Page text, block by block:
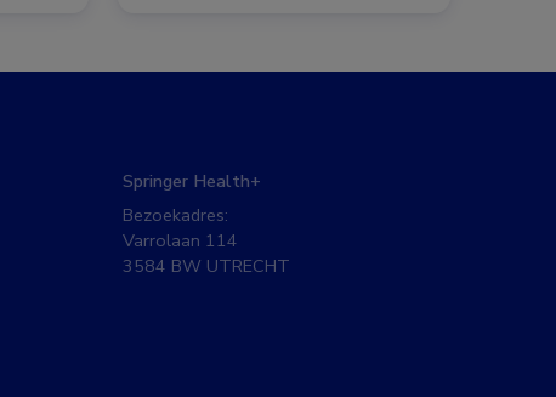
Springer Health+
Bezoekadres:
Varrolaan 114
3584 BW UTRECHT